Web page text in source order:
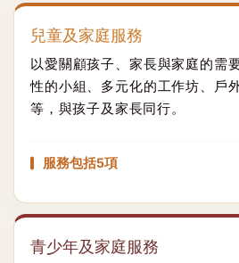
兒童及家庭服務
以愛關顧孩子、家長與家庭的需
性的小組、多元化的工作坊、戶
等，與孩子及家長同行。
服務包括5項
青少年及家庭服務